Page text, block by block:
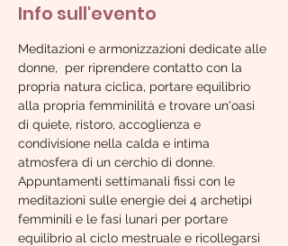
Info sull'evento
Meditazioni e armonizzazioni dedicate alle
donne,  per riprendere contatto con la
propria natura ciclica, portare equilibrio
alla propria femminilità e trovare un'oasi
di quiete, ristoro, accoglienza e
condivisione nella calda e intima
atmosfera di un cerchio di donne.
Appuntamenti settimanali fissi con le
meditazioni sulle energie dei 4 archetipi
femminili e le fasi lunari per portare
equilibrio al ciclo mestruale e ricollegarsi